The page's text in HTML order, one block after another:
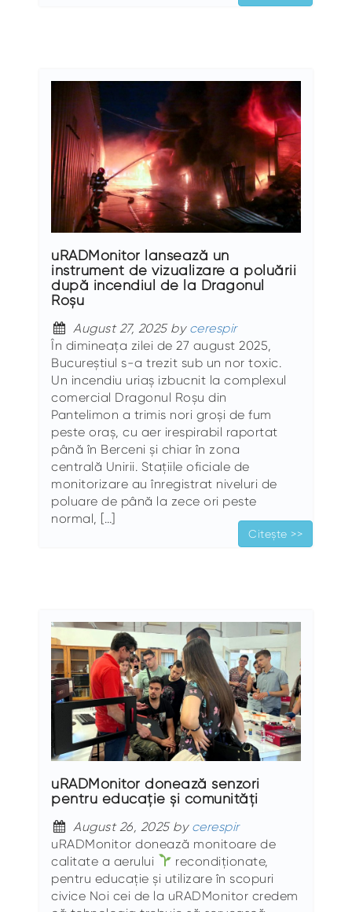
uRADMonitor lansează un
instrument de vizualizare a poluării
după incendiul de la Dragonul
Roșu
August 27, 2025 by cerespir
În dimineața zilei de 27 august 2025,
Bucureștiul s-a trezit sub un nor toxic.
Un incendiu uriaș izbucnit la complexul
comercial Dragonul Roșu din
Pantelimon a trimis nori groși de fum
peste oraș, cu aer irespirabil raportat
până în Berceni și chiar în zona
centrală Unirii. Stațiile oficiale de
monitorizare au înregistrat niveluri de
poluare de până la zece ori peste
normal, […]
Citește >>
uRADMonitor donează senzori
pentru educație și comunități
August 26, 2025 by cerespir
uRADMonitor donează monitoare de
calitate a aerului
recondiționate,
pentru educație și utilizare în scopuri
civice Noi cei de la uRADMonitor credem